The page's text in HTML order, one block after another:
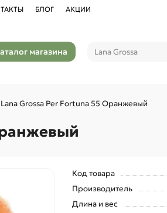
БЛОГ АКЦИИ
магазина
Lana Grossa Per Fortuna 55 Оранжевый
Код товара
Производитель
Длина и вес